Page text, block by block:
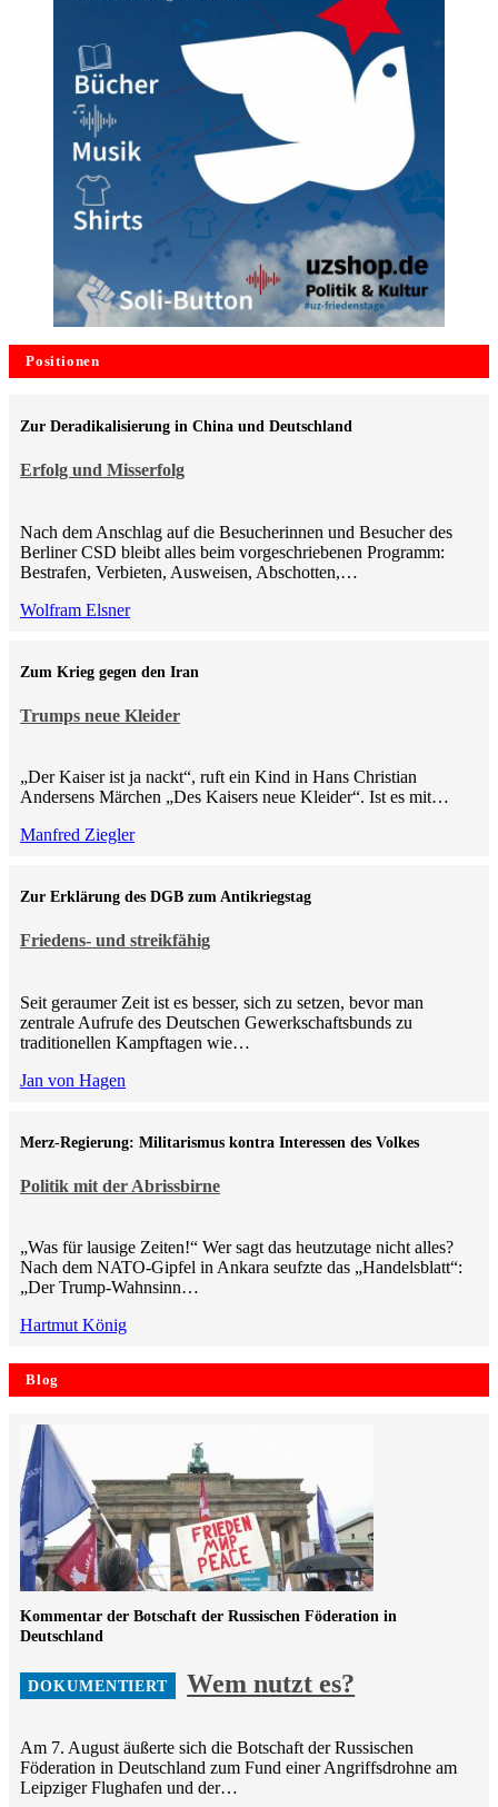
Positionen
Erfolg und Misserfolg
Zur Deradikalisierung in China und Deutschland
Nach dem Anschlag auf die Besucherinnen und Besucher des
Berliner CSD bleibt alles beim vorgeschriebenen Programm:
Bestrafen, Verbieten, Ausweisen, Abschotten,…
Wolfram Elsner
Trumps neue Kleider
Zum Krieg gegen den Iran
„Der Kaiser ist ja nackt“, ruft ein Kind in Hans Christian
Andersens Märchen „Des Kaisers neue Kleider“. Ist es mit…
Manfred Ziegler
Friedens- und streikfähig
Zur Erklärung des DGB zum Antikriegstag
Seit geraumer Zeit ist es besser, sich zu setzen, bevor man
zentrale Aufrufe des Deutschen Gewerkschaftsbunds zu
traditionellen Kampftagen wie…
Jan von Hagen
Politik mit der Abrissbirne
Merz-Regierung: Militarismus kontra Inte­ressen des Volkes
„Was für lausige Zeiten!“ Wer sagt das heutzutage nicht alles?
Nach dem NATO-Gipfel in Ankara seufzte das „Handelsblatt“:
„Der Trump-Wahnsinn…
Hartmut König
Blog
Wem nutzt es?
Kommentar der Botschaft der Russischen Föderation in
Deutschland
Am 7. August äußerte sich die Botschaft der Russischen
Föderation in Deutschland zum Fund einer Angriffsdrohne am
Leipziger Flughafen und der…